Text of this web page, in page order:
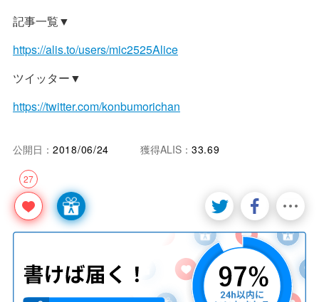
記事一覧▼
https://alis.to/users/mic2525Alice
ツイッター▼
https://twitter.com/konbumorichan
27
公開日： 2018/06/24 獲得ALIS： 33.69